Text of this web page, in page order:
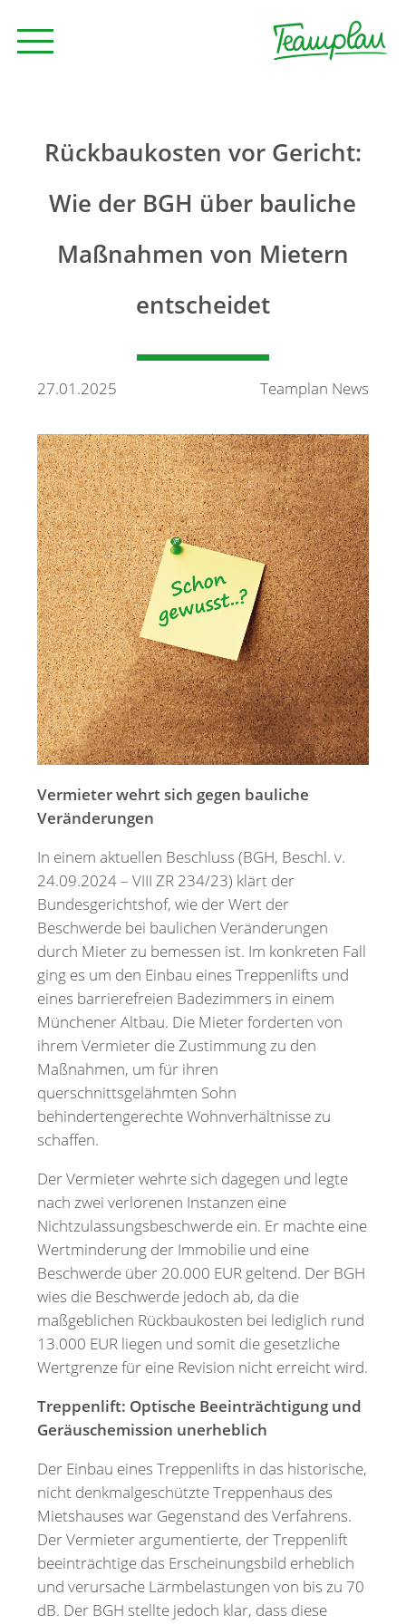
Beratung
Unternehmen
Kontakt
Merkzettel
Newsletter
Rückbaukosten vor Gericht:
Wie der BGH über bauliche
Maßnahmen von Mietern
entscheidet
27.01.2025 Teamplan News
Vermieter wehrt sich gegen bauliche
Veränderungen
In einem aktuellen Beschluss (BGH, Beschl. v.
24.09.2024 – VIII ZR 234/23) klärt der
Bundesgerichtshof, wie der Wert der
Beschwerde bei baulichen Veränderungen
durch Mieter zu bemessen ist. Im konkreten Fall
ging es um den Einbau eines Treppenlifts und
eines barrierefreien Badezimmers in einem
Münchener Altbau. Die Mieter forderten von
ihrem Vermieter die Zustimmung zu den
Maßnahmen, um für ihren
querschnittsgelähmten Sohn
behindertengerechte Wohnverhältnisse zu
schaffen.
Der Vermieter wehrte sich dagegen und legte
nach zwei verlorenen Instanzen eine
Nichtzulassungsbeschwerde ein. Er machte eine
Wertminderung der Immobilie und eine
Beschwerde über 20.000 EUR geltend. Der BGH
wies die Beschwerde jedoch ab, da die
maßgeblichen Rückbaukosten bei lediglich rund
13.000 EUR liegen und somit die gesetzliche
Wertgrenze für eine Revision nicht erreicht wird.
Treppenlift: Optische Beeinträchtigung und
Geräuschemission unerheblich
Der Einbau eines Treppenlifts in das historische,
nicht denkmalgeschützte Treppenhaus des
Mietshauses war Gegenstand des Verfahrens.
Der Vermieter argumentierte, der Treppenlift
beeinträchtige das Erscheinungsbild erheblich
und verursache Lärmbelastungen von bis zu 70
dB. Der BGH stellte jedoch klar, dass diese